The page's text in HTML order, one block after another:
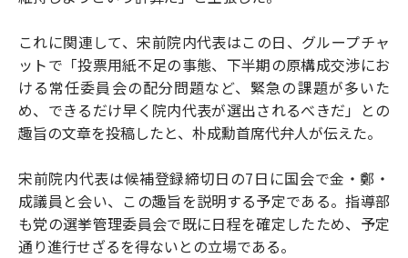
これに関連して、宋前院内代表はこの日、グループチャ
ットで「投票用紙不足の事態、下半期の原構成交渉にお
ける常任委員会の配分問題など、緊急の課題が多いた
め、できるだけ早く院内代表が選出されるべきだ」との
趣旨の文章を投稿したと、朴成勳首席代弁人が伝えた。
宋前院内代表は候補登録締切日の7日に国会で金・鄭・
成議員と会い、この趣旨を説明する予定である。指導部
も党の選挙管理委員会で既に日程を確定したため、予定
通り進行せざるを得ないとの立場である。